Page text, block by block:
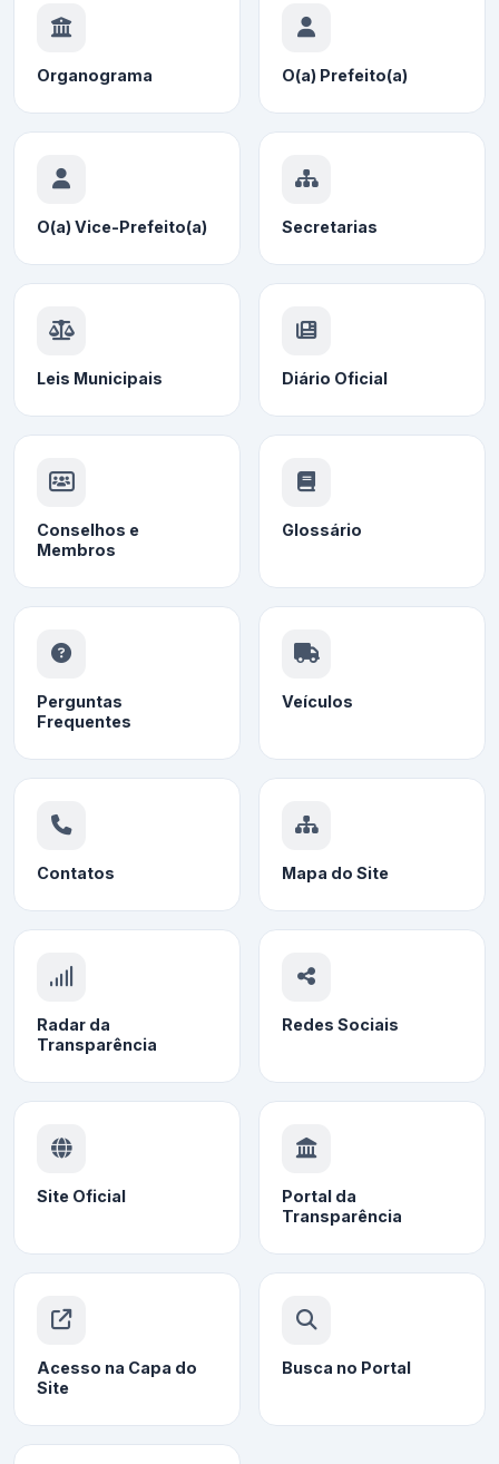
Organograma O(a) Prefeito(a)
O(a) Vice-Prefeito(a) Secretarias
Leis Municipais Diário Oficial
Conselhos e
Membros
Glossário
Perguntas
Frequentes
Veículos
Contatos Mapa do Site
Radar da
Transparência
Redes Sociais
Site Oficial
Portal da
Transparência
Acesso na Capa do
Site
Busca no Portal